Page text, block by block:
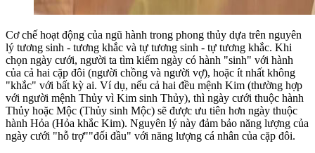
Cơ chế hoạt động của ngũ hành trong phong thủy dựa trên nguyên
lý tương sinh - tương khắc và tự tương sinh - tự tương khắc. Khi
chọn ngày cưới, người ta tìm kiếm ngày có hành "sinh" với hành
của cả hai cặp đôi (người chồng và người vợ), hoặc ít nhất không
"khắc" với bất kỳ ai. Ví dụ, nếu cả hai đều mệnh Kim (thường hợp
với người mệnh Thủy vì Kim sinh Thủy), thì ngày cưới thuộc hành
Thủy hoặc Mộc (Thủy sinh Mộc) sẽ được ưu tiên hơn ngày thuộc
hành Hỏa (Hỏa khắc Kim). Nguyên lý này đảm bảo năng lượng của
ngày cưới "hỗ trợ""đối đầu" với năng lượng cá nhân của cặp đôi.